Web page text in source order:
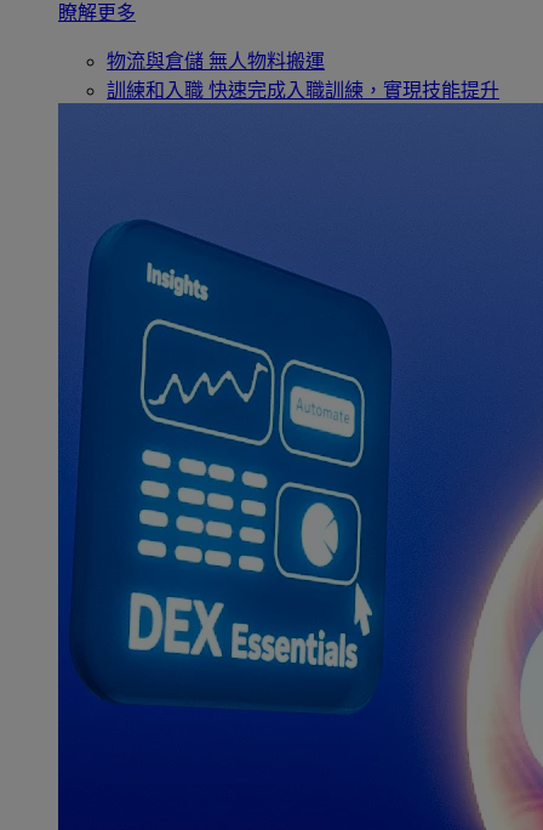
瞭解更多
物流與倉儲 無人物料搬運
訓練和入職 快速完成入職訓練，實現技能提升